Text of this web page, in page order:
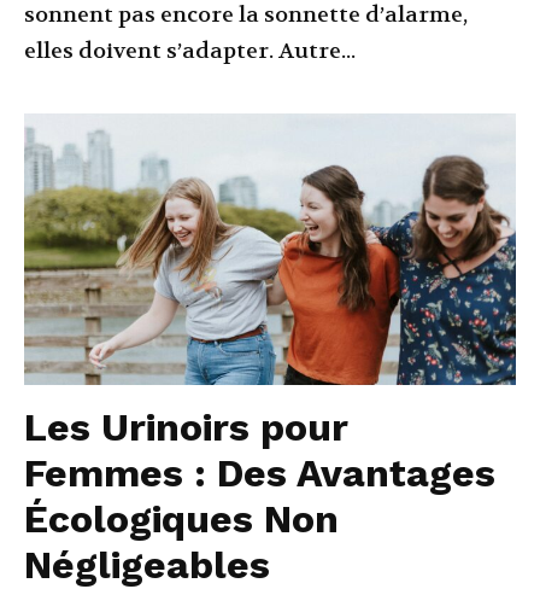
sonnent pas encore la sonnette d’alarme,
elles doivent s’adapter. Autre...
Les Urinoirs pour
Femmes : Des Avantages
Écologiques Non
Négligeables